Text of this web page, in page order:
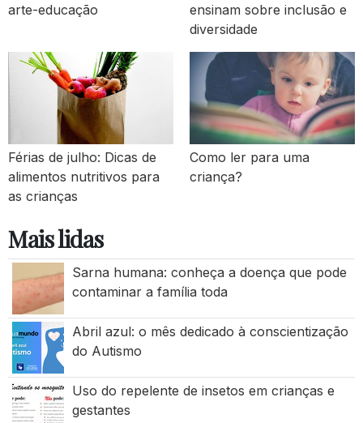
arte-educação
ensinam sobre inclusão e
diversidade
Férias de julho: Dicas de
alimentos nutritivos para
as crianças
Como ler para uma
criança?
Mais lidas
Sarna humana: conheça a doença que pode
contaminar a família toda
Abril azul: o mês dedicado à conscientização
do Autismo
Uso do repelente de insetos em crianças e
gestantes